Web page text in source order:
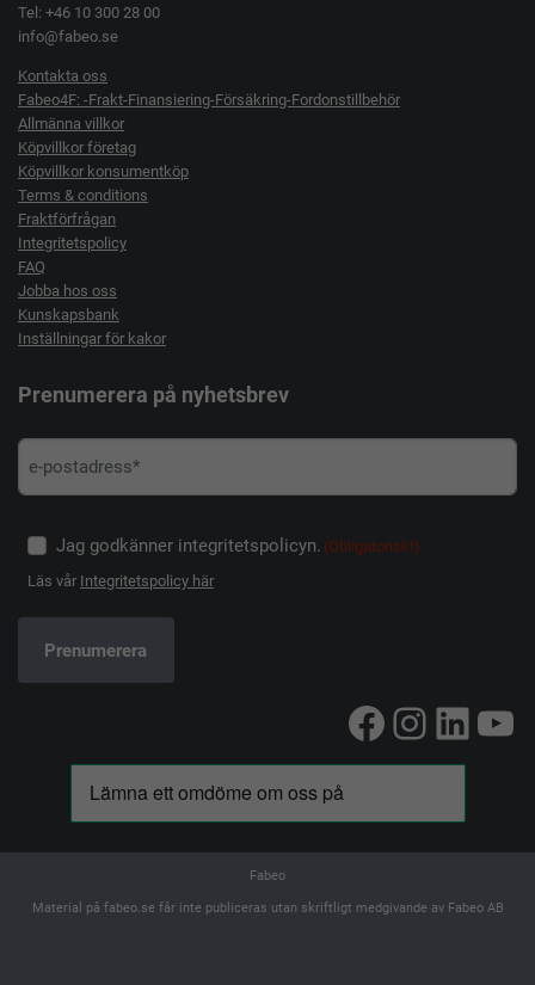
Tel: +46 10 300 28 00
info@fabeo.se
Kontakta oss
Fabeo4F: -Frakt-Finansiering-Försäkring-Fordonstillbehör
Allmänna villkor
Köpvillkor företag
Köpvillkor konsumentköp
Terms & conditions
Fraktförfrågan
Integritetspolicy
FAQ
Jobba hos oss
Kunskapsbank
Inställningar för kakor
Prenumerera på nyhetsbrev
Jag godkänner integritetspolicyn. (Obligatoriskt)
Läs vår Integritetspolicy här
Facebook
Fabeo
Material på fabeo.se får inte publiceras utan skriftligt medgivande av Fabeo AB